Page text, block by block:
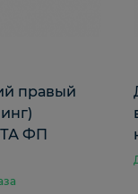
правый
ФП